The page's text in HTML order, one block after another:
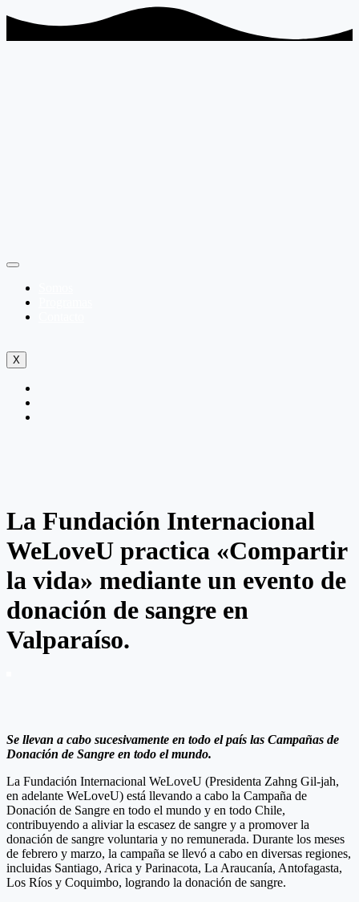
X
La Fundación Internacional
WeLoveU practica «Compartir
la vida» mediante un evento de
donación de sangre en
Valparaíso.
Se llevan a cabo sucesivamente en todo el país las Campañas de
Donación de Sangre en todo el mundo.
La Fundación Internacional WeLoveU (Presidenta Zahng Gil-jah,
en adelante WeLoveU) está llevando a cabo la Campaña de
Donación de Sangre en todo el mundo y en todo Chile,
contribuyendo a aliviar la escasez de sangre y a promover la
donación de sangre voluntaria y no remunerada. Durante los meses
de febrero y marzo, la campaña se llevó a cabo en diversas regiones,
incluidas Santiago, Arica y Parinacota, La Araucanía, Antofagasta,
Los Ríos y Coquimbo, logrando la donación de sangre.